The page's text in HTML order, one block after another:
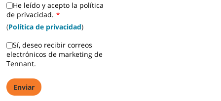
He leído y acepto la política
de privacidad. *
(Política de privacidad)
Sí, deseo recibir correos
electrónicos de marketing de
Tennant.